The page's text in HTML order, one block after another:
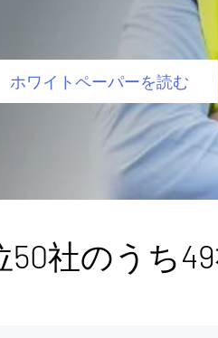
ホワイトペーパーを読む
社のうち